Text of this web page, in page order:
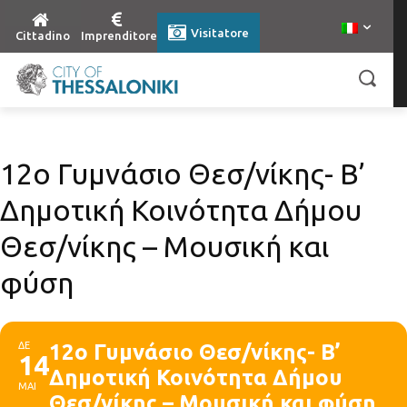
Cittadino Imprenditore Visitatore
12ο Γυμνάσιο Θεσ/νίκης- Β’
Δημοτική Κοινότητα Δήμου
Θεσ/νίκης – Μουσική και
φύση
ΔΕ
14
ΜΑΙ
12ο Γυμνάσιο Θεσ/νίκης- Β’
Δημοτική Κοινότητα Δήμου